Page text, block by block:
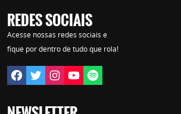
REDES SOCIAIS
Acesse nossas redes sociais e
fique por dentro de tudo que rola!
Lorem ipsum dolor sit amet, consectetur
labore quia nobis nihil tempora